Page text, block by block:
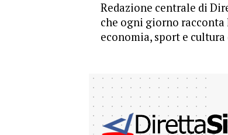
Redazione centrale di
che ogni giorno
economia, sport e